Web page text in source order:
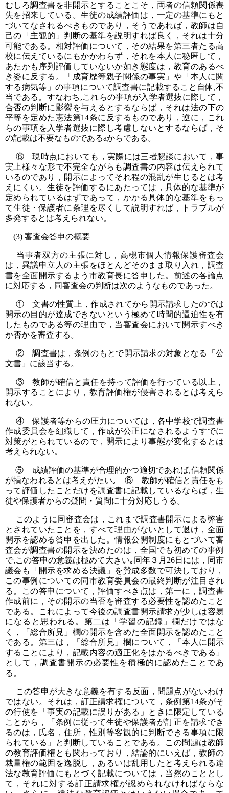
むしろ調査書を非開示とすることこそ，両者の信頼関係喪
失を招来している。生徒の成績評価は，一定の基準にもと
づいてなされるべきものであり，そうであれば，教師は自
己の「主観的」判断の基準を説明すれば良く，それは十分
可能である。相対評価について，その結果を第三者たる高
校に伝えているにもかかわらず，それを本人に秘匿して，
あたかも序列評価していないか如き態度は，教育のあるべ
き姿に反する。「成育歴等親子関係の事実」や「本人に関
する病気等」の事項について調査書に記載すること自体,不
当である。すなわち,これらの事項が入学者選抜に際して，
合否の判断に影響を与えるとするならば，それは法の下の
平等を定めた憲法第14条に反するものであり，逆に，これ
らの事項を入学者選抜に際し考慮しないとするならば，そ
の記載は不要なものであるaからである。
⑥ 現時点においても，実際には三者懇談において，事
実上様々な形で不完全ながらも調査書の内容は伝えられて
いるのであり，開示によってそれ程の混乱が生じるとは考
えにくい。生徒を評価するにあたっては，具体的な基準が
定められているはずであって，かかる具体的な基準をもっ
て生徒・保護者に条理を尽くして説明すれば，トラブルが
多発するとは考えられない。
(3) 審査会答申の概要
当事者双方の主張に対し，高槻市個人情報保護審査会
は，異議申立人の主張をほとんどそのまま取り入れ，調査
書を全面開示するよう市教育長に答申した。前述の各論点
に対応する，同審査会の判断は次のようなものであった。
① 文書の性質上，作成されてから開示請求したのでは
開示の目的が達成できないという極めて時間的逼迫性を有
したものである等の理由で，当審査会において開示すべき
か否かを審査する。
② 調査書は，条例のもとで開示請求の対象となる「公
文書」に該当する。
③ 教師が確信と責任を持って評価を行っている以上，
開示することにより，教育評価権が侵害されるとは考えら
れない。
④ 保護者等からの圧力については，各中学校で調査書
作成委員会を組織して，作成が公正になされるようすでに
対策がとられているので，開示により事態が変化するとは
考えられない。
⑤ 成績評価の基準が合理的かつ適切であれば,信頼関係
が損なわれるとは考えがたい｡ ⑥ 教師が確信と責任をも
って評価したことだけを調査書に記載しているならば，生
徒や保護者からの疑問・質問に十分対応しうる。
このように同審査会は，これまで調査書開示による弊害
とされていたことを，すべて理由がないとして退け，全面
開示を認める答申を出した。情報公開制度にもとづいて審
査会が調査書の開示を決めたのは，全国でも初めての事例
で,この答申の意義は極めて大きい｡同年３月26日には，同市
議会も「開示を求める決議」を賛成多数で可決しており，
この事例についての同市教育委員会の最終判断が注目され
る。この答申について，評価すべき点は，第一に，調査書
作成前に，その開示の当否を審査する必要性を認めたこと
である。これによって今後の調査書開示請求が少しは容易
になると思われる。第二は「学習の記録」欄だけではな
く，「総合所見」欄の開示を含めた全面開示を認めたこと
である。第三は，「総合所見」欄について，「本人に開示
することにより，記載内容の適正化をはかるべきである」
として，調査書開示の必要性を積極的に認めたことであ
る。
この答申が大きな意義を有する反面，問題点がないわけ
ではない。それは，訂正請求権について，条例第14条がそ
の行使を「事実の記載に誤りがある」ときに限定している
ことから，「条例に従って生徒や保護者が訂正を請求でき
るのは，氏名，住所，性別等客観的に判断できる事項に限
られている」と判断していることである。この問題は教師
の教育評価権とも関わっており，結論的にいえば，教師の
裁量権の範囲を逸脱し，あるいは乱用したと考えられる違
法な教育評価にもとづく記載については，当然のこととし
て，それに対する訂正請求権が認められなければならな